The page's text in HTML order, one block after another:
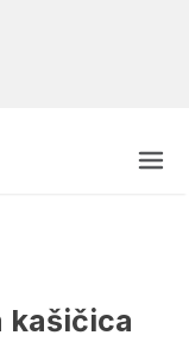
kašičica